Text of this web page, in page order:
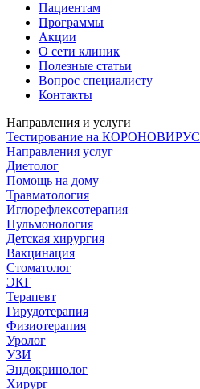
Пациентам
Программы
Акции
О сети клиник
Полезные статьи
Вопрос специалисту
Контакты
Направления и услуги
Тестирование на КОРОНОВИРУС
Направления услуг
Диетолог
Помощь на дому
Травматология
Иглорефлексотерапия
Пульмонология
Детская хирургия
Вакцинация
Стоматолог
ЭКГ
Терапевт
Гирудотерапия
Физиотерапия
Уролог
УЗИ
Эндокринолог
Хирург